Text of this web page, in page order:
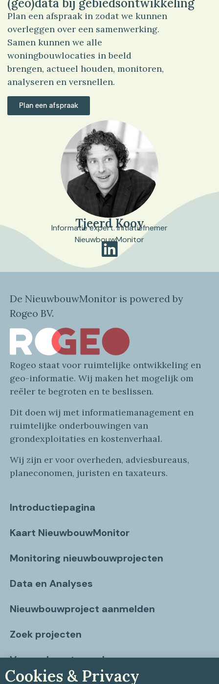
(geo)data bij gebiedsontwikkeling
Plan een afspraak in zodat we kunnen
overleggen over een samenwerking.
Samen kunnen we alle
woningbouwlocaties in beeld
brengen, actueel houden, monitoren,
analyseren en versnellen.
Plan een afspraak
Tjeerd Kooy
Informatie expert. Initiatiefnemer
NieuwbouwMonitor
De NieuwbouwMonitor is powered by
Rogeo BV.
Rogeo staat voor ruimtelijke ontwikkeling en
geo-informatie. Wij maken het mogelijk om
reëler te begroten en te beslissen.
Dit doen wij met informatiemanagement en
ruimtelijke onderbouwingen van
grondexploitaties en kostenverhaal.
Wij zijn er voor overheden, adviesbureaus,
planeconomen, juristen en taxateurs.
Introductiepagina
Kaart NieuwbouwMonitor
Monitoring nieuwbouwprojecten
Data en Analyses
Nieuwbouwproject aanmelden
Zoek projecten
Vragen beantwoord
Cookies & Privacy